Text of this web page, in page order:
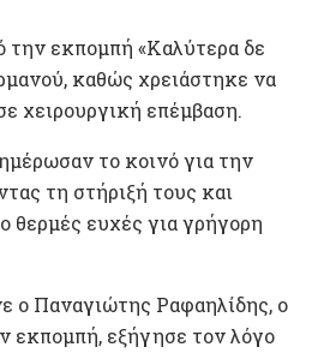
την εκπομπή «Καλύτερα δε
καθώς χρειάστηκε να
χειρουργική επέμβαση.
το κοινό για την
τη στήριξή τους και
θερμές ευχές για γρήγορη
ο Παναγιώτης Ραφαηλίδης, ο
εκπομπή, εξήγησε τον λόγο